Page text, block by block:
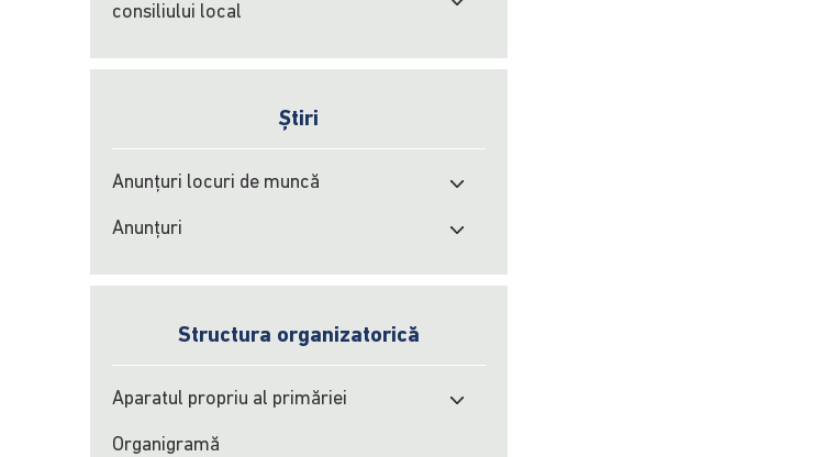
consiliului local
Știri
Anunțuri locuri de muncă
Anunțuri
Structura organizatorică
Aparatul propriu al primăriei
Organigramă